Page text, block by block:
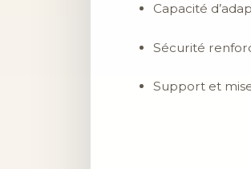
Capacité
Sécurité
Support et